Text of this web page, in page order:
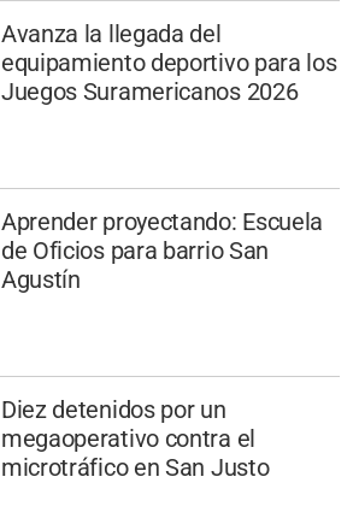
Avanza la llegada del
equipamiento deportivo para los
Juegos Suramericanos 2026
Aprender proyectando: Escuela
de Oficios para barrio San
Agustín
Diez detenidos por un
megaoperativo contra el
microtráfico en San Justo